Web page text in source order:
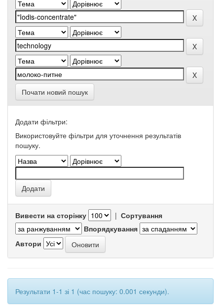
Почати новий пошук
Додати фільтри:
Використовуйте фільтри для уточнення результатів
пошуку.
Вивести на сторінку | Сортування
Впорядкування
Автори
Результати 1-1 зі 1 (час пошуку: 0.001 секунди).